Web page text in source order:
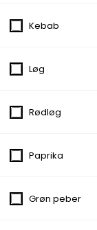
fra 70,00 kr.
4. Pizza Kebab
fra 70,00 kr.
5. Hawaii
fra 70,00 kr.
Kebab
Løg
Rødløg
Paprika
Grøn peber